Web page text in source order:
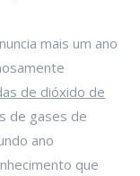
mais um ano
de dióxido de
de gases de
ano
que